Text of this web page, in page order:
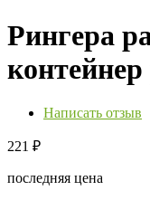
Рингера
Написать отзыв
221 ₽
последняя цена